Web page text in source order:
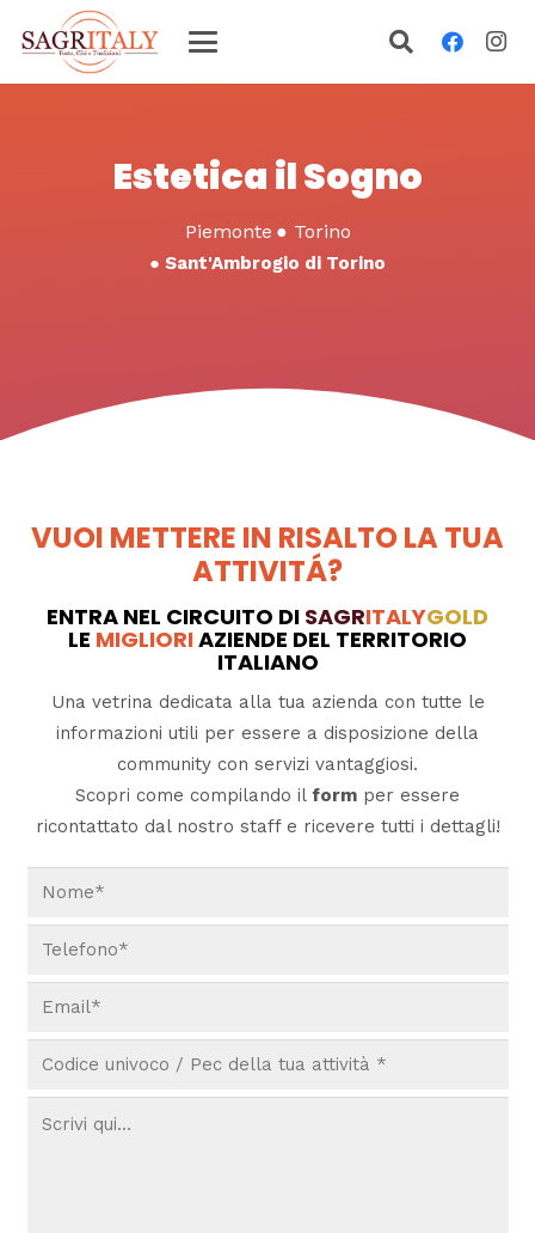
Estetica il Sogno
Piemonte ● Torino
● Sant'Ambrogio di Torino
VUOI METTERE IN RISALTO LA TUA
ATTIVITÁ?
ENTRA NEL CIRCUITO DI SAGRITALYGOLD
LE MIGLIORIAZIENDE DEL TERRITORIO
ITALIANO
Una vetrina dedicata alla tua azienda con tutte le
informazioni utili per essere a disposizione della
community con servizi vantaggiosi.
Scopri come compilando il form per essere
ricontattato dal nostro staff e ricevere tutti i dettagli!